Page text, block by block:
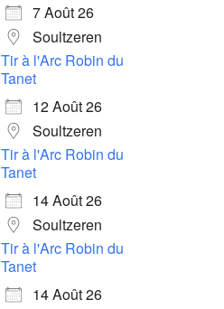
7 Août 26
Soultzeren
Tir à l'Arc Robin du
Tanet
12 Août 26
Soultzeren
Tir à l'Arc Robin du
Tanet
14 Août 26
Soultzeren
Tir à l'Arc Robin du
Tanet
14 Août 26